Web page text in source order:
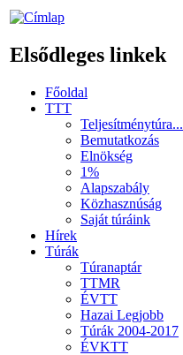
Elsődleges linkek
Főoldal
TTT
Teljesítménytúra...
Bemutatkozás
Elnökség
1%
Alapszabály
Közhasznúság
Saját túráink
Hírek
Túrák
Túranaptár
TTMR
ÉVTT
Hazai Legjobb
Túrák 2004-2017
ÉVKTT